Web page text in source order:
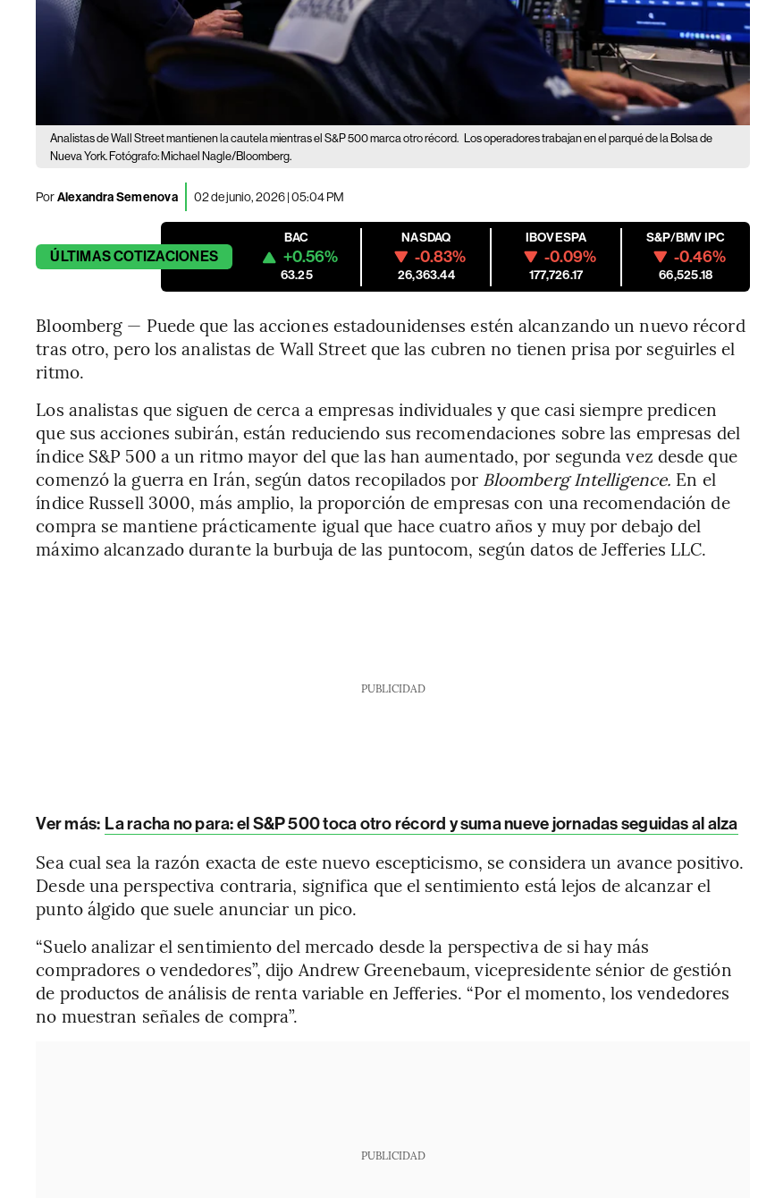
Analistas de Wall Street mantienen la cautela mientras el S&P 500 marca otro récord. Los operadores trabajan en el parqué de la Bolsa de
Nueva York. Fotógrafo: Michael Nagle/Bloomberg.
PorAlexandra Semenova 02 de junio, 2026 | 05:04 PM
ÚLTIMASCOTIZACIONES
BAC
+0.56%
63.25
NASDAQ
-0.83%
26,363.44
IBOVESPA
-0.09%
177,726.17
S&P/BMV IPC
-0.46%
66,525.18
Bloomberg — Puede que las acciones estadounidenses estén alcanzando un nuevo récord
tras otro, pero los analistas de Wall Street que las cubren no tienen prisa por seguirles el
ritmo.
Los analistas que siguen de cerca a empresas individuales y que casi siempre predicen
que sus acciones subirán, están reduciendo sus recomendaciones sobre las empresas del
índice S&P 500 a un ritmo mayor del que las han aumentado, por segunda vez desde que
comenzó la guerra en Irán, según datos recopilados por Bloomberg Intelligence. En el
índice Russell 3000, más amplio, la proporción de empresas con una recomendación de
compra se mantiene prácticamente igual que hace cuatro años y muy por debajo del
máximo alcanzado durante la burbuja de las puntocom, según datos de Jefferies LLC.
PUBLICIDAD
Ver más: La racha no para: el S&P 500 toca otro récord y suma nueve jornadas seguidas al alza
Sea cual sea la razón exacta de este nuevo escepticismo, se considera un avance positivo.
Desde una perspectiva contraria, significa que el sentimiento está lejos de alcanzar el
punto álgido que suele anunciar un pico.
“Suelo analizar el sentimiento del mercado desde la perspectiva de si hay más
compradores o vendedores”, dijo Andrew Greenebaum, vicepresidente sénior de gestión
de productos de análisis de renta variable en Jefferies. “Por el momento, los vendedores
no muestran señales de compra”.
PUBLICIDAD